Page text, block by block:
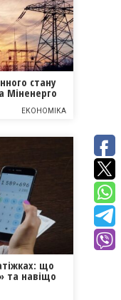
стану
Міненерго
ЕКОНОМІКА
що
та навіщо